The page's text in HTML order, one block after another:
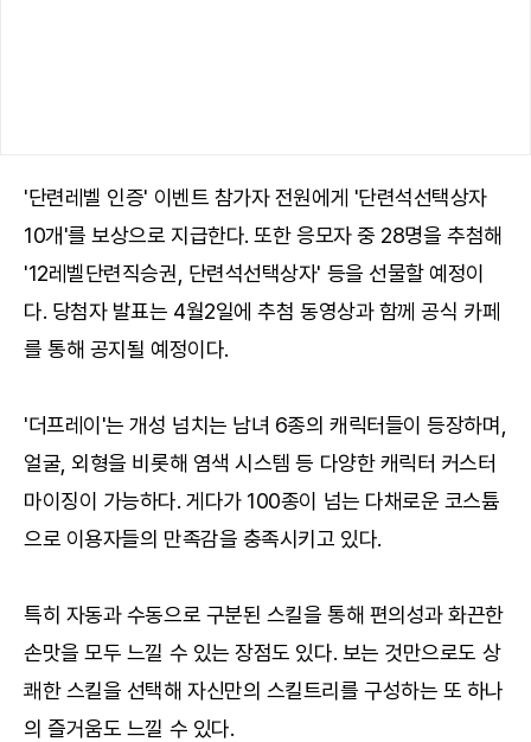
'단련레벨 인증' 이벤트 참가자 전원에게 '단련석선택상자
10개'를 보상으로 지급한다. 또한 응모자 중 28명을 추첨해
'12레벨단련직승권, 단련석선택상자' 등을 선물할 예정이
다. 당첨자 발표는 4월2일에 추첨 동영상과 함께 공식 카페
를 통해 공지될 예정이다.
'더프레이'는 개성 넘치는 남녀 6종의 캐릭터들이 등장하며,
얼굴, 외형을 비롯해 염색 시스템 등 다양한 캐릭터 커스터
마이징이 가능하다. 게다가 100종이 넘는 다채로운 코스튬
으로 이용자들의 만족감을 충족시키고 있다.
특히 자동과 수동으로 구분된 스킬을 통해 편의성과 화끈한
손맛을 모두 느낄 수 있는 장점도 있다. 보는 것만으로도 상
쾌한 스킬을 선택해 자신만의 스킬트리를 구성하는 또 하나
의 즐거움도 느낄 수 있다.